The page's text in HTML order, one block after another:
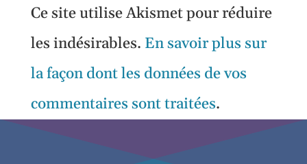
Ce site utilise Akismet pour réduire
les indésirables. En savoir plus sur
la façon dont les données de vos
commentaires sont traitées.